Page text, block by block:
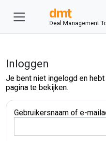
Deal Management
Inloggen
Je bent niet ingelogd en
pagina te bekijken.
Gebruikersnaam of e-